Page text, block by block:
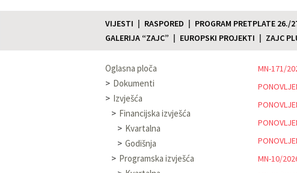
VIJESTI RASPORED PROGRAM PRETPLATE 26./
GALERIJA “ZAJC”
EUROPSKI PROJEKTI ZAJC
Oglasna ploča
Dokumenti
Izvješća
Financijska izvješća
Kvartalna
Godišnja
Programska izvješća
MN-171/
MN-10/